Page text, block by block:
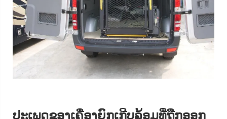
ປະເພດຂອງເຄື່ອງຍົກເກີບລ້ອມທີ່ຖືກອອກ